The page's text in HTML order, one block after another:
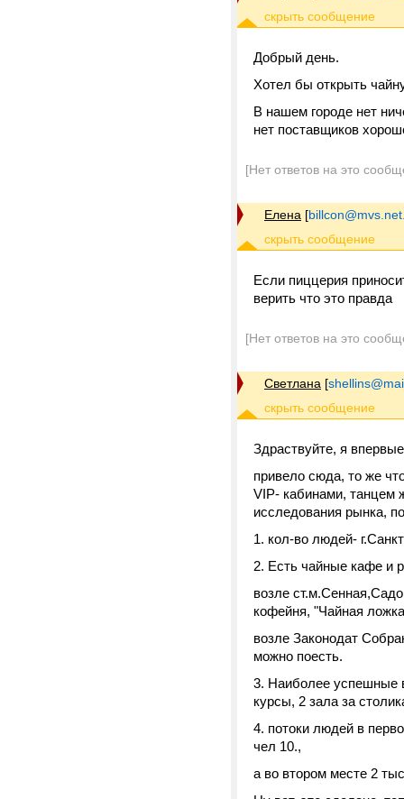
Добрый день.
Хотел бы открыть
В нашем городе нет
нет поставщиков
[Нет ответов на это
Елена [
Если пиццерия
верить что это правда
[Нет ответов на это
Светлана [
Здраствуйте, я
привело сюда, то же
VIP- кабинами, танцем
исследования рынка,
1. кол-во людей-
2. Есть чайные кафе и
возле
кофейня, "Чайная
возле Законодат
можно поесть.
3. Наиболее успешные
курсы, 2 зала за
4. потоки людей в
чел 10.,
а во втором месте 2